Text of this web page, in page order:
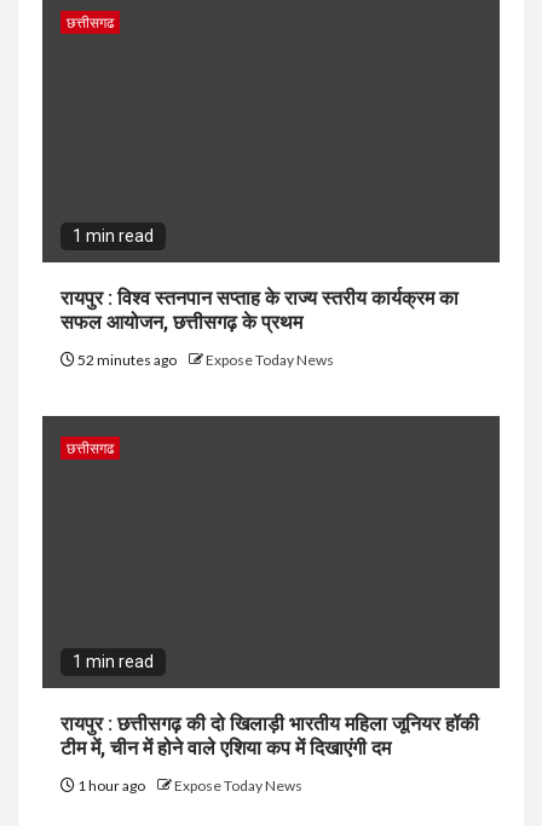
छत्तीसगढ
1 min read
रायपुर : विश्व स्तनपान सप्ताह के राज्य स्तरीय कार्यक्रम का
सफल आयोजन, छत्तीसगढ़ के प्रथम
52 minutes ago Expose Today News
छत्तीसगढ
1 min read
रायपुर : छत्तीसगढ़ की दो खिलाड़ी भारतीय महिला जूनियर हॉकी
टीम में, चीन में होने वाले एशिया कप में दिखाएंगी दम
1 hour ago Expose Today News